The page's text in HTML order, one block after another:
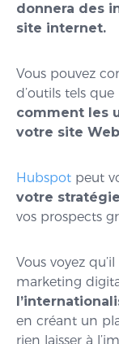
donnera des
site internet.
Vous pouvez
d’outils tels que
comment les
votre site Web
Hubspot peut
votre
vos prospects
Vous voyez
marketing
en créant un
rien laisser à